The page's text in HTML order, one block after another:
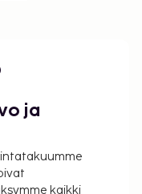
ja
kaikki